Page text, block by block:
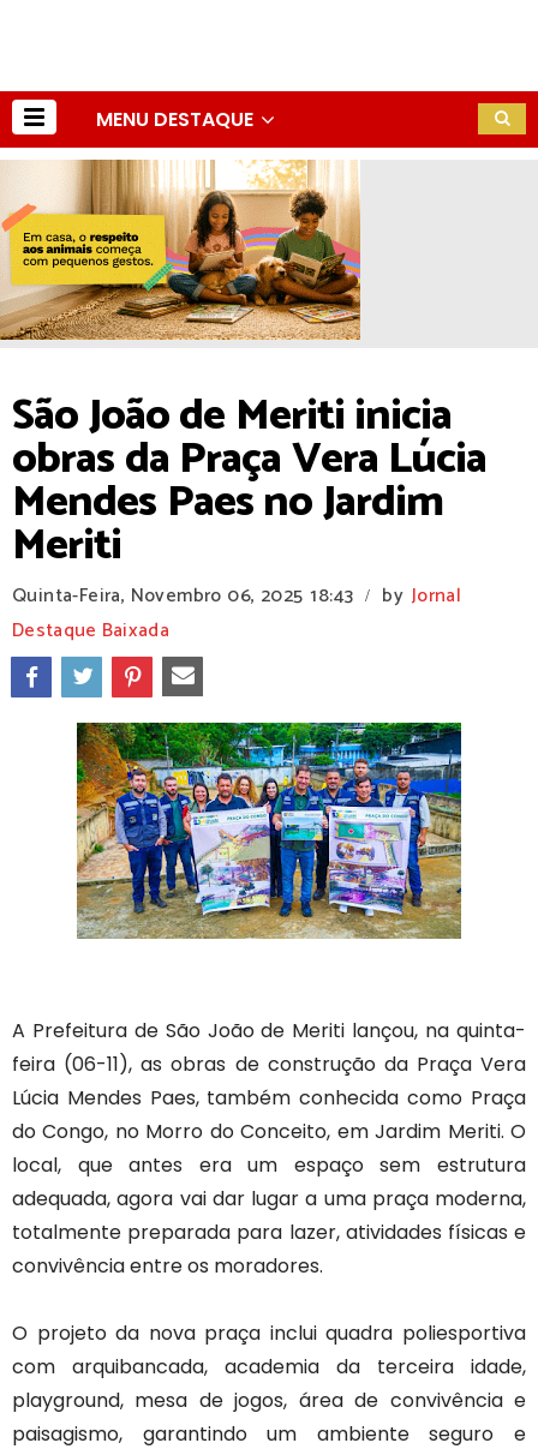
MENU DESTAQUE
São João de Meriti inicia
obras da Praça Vera Lúcia
Mendes Paes no Jardim
Meriti
Quinta-Feira, Novembro 06, 2025 18:43 / by Jornal
Destaque Baixada
A Prefeitura de São João de Meriti lançou, na quinta-
feira (06-11), as obras de construção da Praça Vera
Lúcia Mendes Paes, também conhecida como Praça
do Congo, no Morro do Conceito, em Jardim Meriti. O
local, que antes era um espaço sem estrutura
adequada, agora vai dar lugar a uma praça moderna,
totalmente preparada para lazer, atividades físicas e
convivência entre os moradores.
O projeto da nova praça inclui quadra poliesportiva
com arquibancada, academia da terceira idade,
playground, mesa de jogos, área de convivência e
paisagismo, garantindo um ambiente seguro e